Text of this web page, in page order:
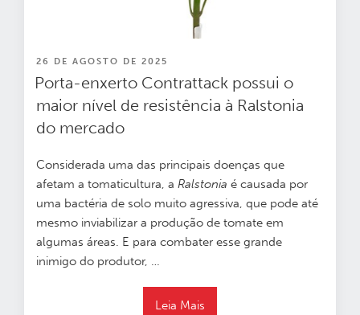
PUBLICADO
EM
26 DE AGOSTO DE 2025
Porta-enxerto Contrattack possui o
maior nível de resistência à Ralstonia
do mercado
Considerada uma das principais doenças que
afetam a tomaticultura, a Ralstonia é causada por
uma bactéria de solo muito agressiva, que pode até
mesmo inviabilizar a produção de tomate em
algumas áreas. E para combater esse grande
inimigo do produtor, …
Leia Mais